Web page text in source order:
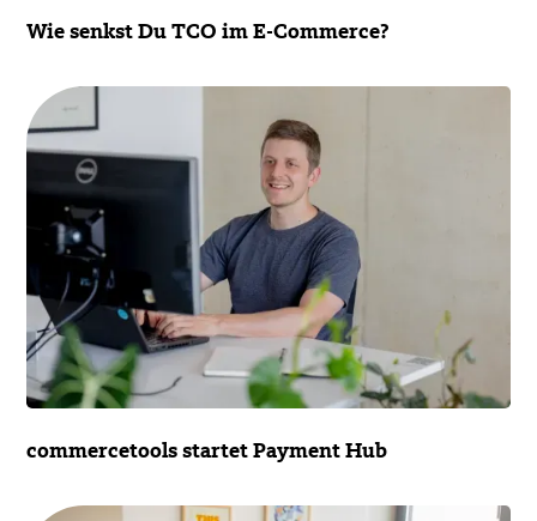
Wie senkst Du TCO im E-Commerce?
commercetools startet Payment Hub